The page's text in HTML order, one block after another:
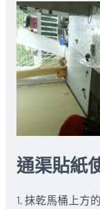
通渠貼紙
1. 抹乾馬桶上方